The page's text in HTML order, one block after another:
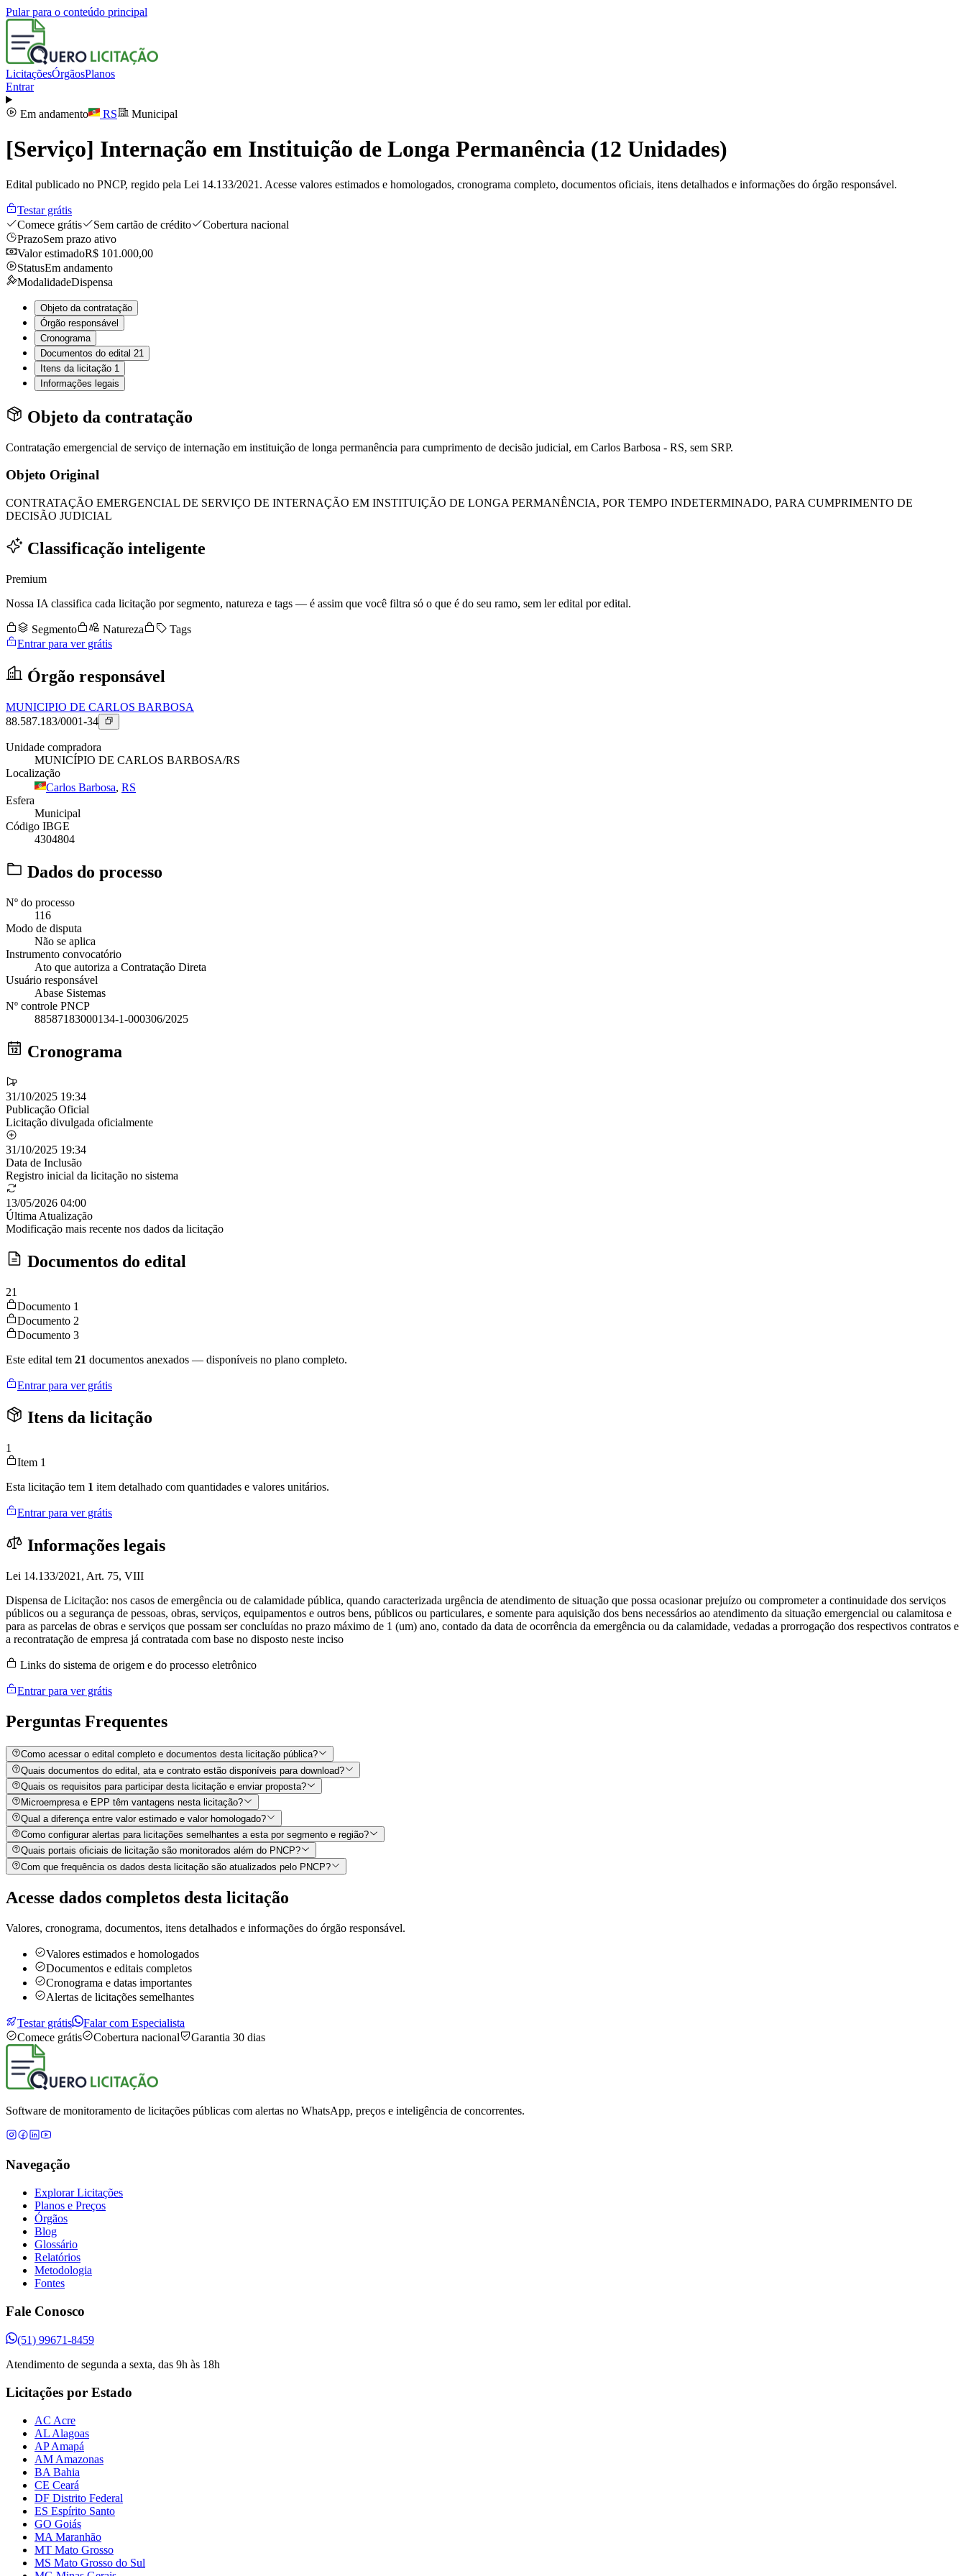
Pular para o conteúdo principal
LicitaçõesÓrgãosPlanos
Entrar
Em andamento RS Municipal
[Serviço] Internação em Instituição de Longa Permanência (12 Unidades)
Edital publicado no PNCP, regido pela Lei 14.133/2021. Acesse valores estimados e homologados, cronograma completo, documentos oficiais, itens detalhados e informações do órgão responsável.
Testar grátis
Comece grátis
Sem cartão de crédito
Cobertura nacional
PrazoSem prazo ativo
Valor estimadoR$ 101.000,00
StatusEm andamento
ModalidadeDispensa
Objeto da contratação
Órgão responsável
Cronograma
Documentos do edital 21
Itens da licitação 1
Informações legais
Objeto da contratação
Contratação emergencial de serviço de internação em instituição de longa permanência para cumprimento de decisão judicial, em Carlos Barbosa - RS, sem SRP.
Objeto Original
CONTRATAÇÃO EMERGENCIAL DE SERVIÇO DE INTERNAÇÃO EM INSTITUIÇÃO DE LONGA PERMANÊNCIA, POR TEMPO INDETERMINADO, PARA CUMPRIMENTO DE
DECISÃO JUDICIAL
Classificação inteligente
Premium
Nossa IA classifica cada licitação por segmento, natureza e tags — é assim que você filtra só o que é do seu ramo, sem ler edital por edital.
Segmento Natureza
Tags
Entrar para ver grátis
Órgão responsável
MUNICIPIO DE CARLOS BARBOSA
88.587.183/0001-34
Unidade compradora
MUNICÍPIO DE CARLOS BARBOSA/RS
Localização
Carlos Barbosa, RS
Esfera
Municipal
Código IBGE
4304804
Dados do processo
Nº do processo
116
Modo de disputa
Não se aplica
Instrumento convocatório
Ato que autoriza a Contratação Direta
Usuário responsável
Abase Sistemas
Nº controle PNCP
88587183000134-1-000306/2025
Cronograma
31/10/2025 19:34
Publicação Oficial
Licitação divulgada oficialmente
31/10/2025 19:34
Data de Inclusão
Registro inicial da licitação no sistema
13/05/2026 04:00
Última Atualização
Modificação mais recente nos dados da licitação
Documentos do edital
21
Documento 1
Documento 2
Documento 3
Este edital tem 21 documentos anexados — disponíveis no plano completo.
Entrar para ver grátis
Itens da licitação
1
Item 1
Esta licitação tem 1 item detalhado com quantidades e valores unitários.
Entrar para ver grátis
Informações legais
Lei 14.133/2021, Art. 75, VIII
Dispensa de Licitação: nos casos de emergência ou de calamidade pública, quando caracterizada urgência de atendimento de situação que possa ocasionar prejuízo ou comprometer a continuidade dos serviços
públicos ou a segurança de pessoas, obras, serviços, equipamentos e outros bens, públicos ou particulares, e somente para aquisição dos bens necessários ao atendimento da situação emergencial ou calamitosa e
para as parcelas de obras e serviços que possam ser concluídas no prazo máximo de 1 (um) ano, contado da data de ocorrência da emergência ou da calamidade, vedadas a prorrogação dos respectivos contratos e
a recontratação de empresa já contratada com base no disposto neste inciso
Links do sistema de origem e do processo eletrônico
Entrar para ver grátis
Perguntas Frequentes
Como acessar o edital completo e documentos desta licitação pública?
Quais documentos do edital, ata e contrato estão disponíveis para download?
Quais os requisitos para participar desta licitação e enviar proposta?
Microempresa e EPP têm vantagens nesta licitação?
Qual a diferença entre valor estimado e valor homologado?
Como configurar alertas para licitações semelhantes a esta por segmento e região?
Quais portais oficiais de licitação são monitorados além do PNCP?
Com que frequência os dados desta licitação são atualizados pelo PNCP?
Acesse dados completos desta licitação
Valores, cronograma, documentos, itens detalhados e informações do órgão responsável.
Valores estimados e homologados
Documentos e editais completos
Cronograma e datas importantes
Alertas de licitações semelhantes
Testar grátis
Falar com Especialista
Comece grátis
Cobertura nacional Garantia 30 dias
Software de monitoramento de licitações públicas com alertas no WhatsApp, preços e inteligência de concorrentes.
Navegação
Explorar Licitações
Planos e Preços
Órgãos
Blog
Glossário
Relatórios
Metodologia
Fontes
Fale Conosco
(51) 99671-8459
Atendimento de segunda a sexta, das 9h às 18h
Licitações por Estado
AC Acre
AL Alagoas
AP Amapá
AM Amazonas
BA Bahia
CE Ceará
DF Distrito Federal
ES Espírito Santo
GO Goiás
MA Maranhão
MT Mato Grosso
MS Mato Grosso do Sul